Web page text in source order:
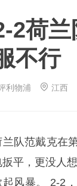
2荷
不行
利物浦 江西
兰队范戴克在
扳平，更没人
起风暴。 2-2